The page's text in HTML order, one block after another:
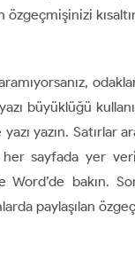
büyüklüğü
yazın. Satırlar
sayfada yer
bakın.
paylaşılan